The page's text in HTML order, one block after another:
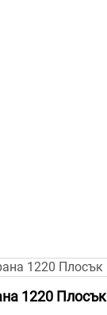
1220 Плосък